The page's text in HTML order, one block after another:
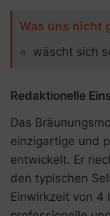
Was uns nicht
wäscht sich
Redaktionelle
Das
einzigartige und
entwickelt. Er
den typischen
Einwirkzeit von 4